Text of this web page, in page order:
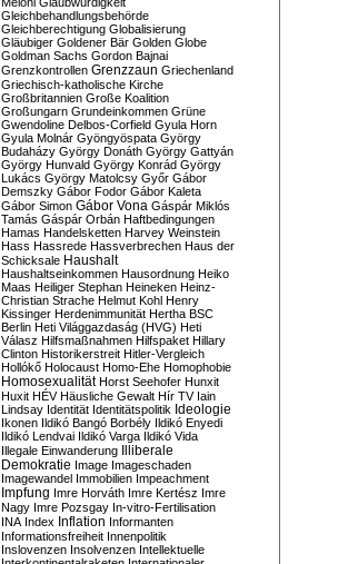
Gleichbehandlungsbehörde
Gleichberechtigung Globalisierung
Gläubiger Goldener Bär Golden Globe
Goldman Sachs Gordon Bajnai
Grenzkontrollen Grenzzaun Griechenland
Griechisch-katholische Kirche
Großbritannien Große Koalition
Großungarn Grundeinkommen Grüne
Gwendoline Delbos-Corfield Gyula Horn
Gyula Molnár Gyöngyöspata György
Budaházy György Donáth György Gattyán
György Hunvald György Konrád György
Lukács György Matolcsy Győr Gábor
Demszky Gábor Fodor Gábor Kaleta
Gábor Simon Gábor Vona Gáspár Miklós
Tamás Gáspár Orbán Haftbedingungen
Hamas Handelsketten Harvey Weinstein
Hass Hassrede Hassverbrechen Haus der
Schicksale Haushalt
Haushaltseinkommen Hausordnung Heiko
Maas Heiliger Stephan Heineken Heinz-
Christian Strache Helmut Kohl Henry
Kissinger Herdenimmunität Hertha BSC
Berlin Heti Világgazdaság (HVG) Heti
Válasz Hilfsmaßnahmen Hilfspaket Hillary
Clinton Historikerstreit Hitler-Vergleich
Hollókő Holocaust Homo-Ehe Homophobie
Homosexualität Horst Seehofer Hunxit
Huxit HÉV Häusliche Gewalt Hír TV Iain
Lindsay Identität Identitätspolitik Ideologie
Ikonen Ildikó Bangó Borbély Ildikó Enyedi
Ildikó Lendvai Ildikó Varga Ildikó Vida
Illegale Einwanderung Illiberale
Demokratie Image Imageschaden
Imagewandel Immobilien Impeachment
Impfung Imre Horváth Imre Kertész Imre
Nagy Imre Pozsgay In-vitro-Fertilisation
INA Index Inflation Informanten
Informationsfreiheit Innenpolitik
Inslovenzen Insolvenzen Intellektuelle